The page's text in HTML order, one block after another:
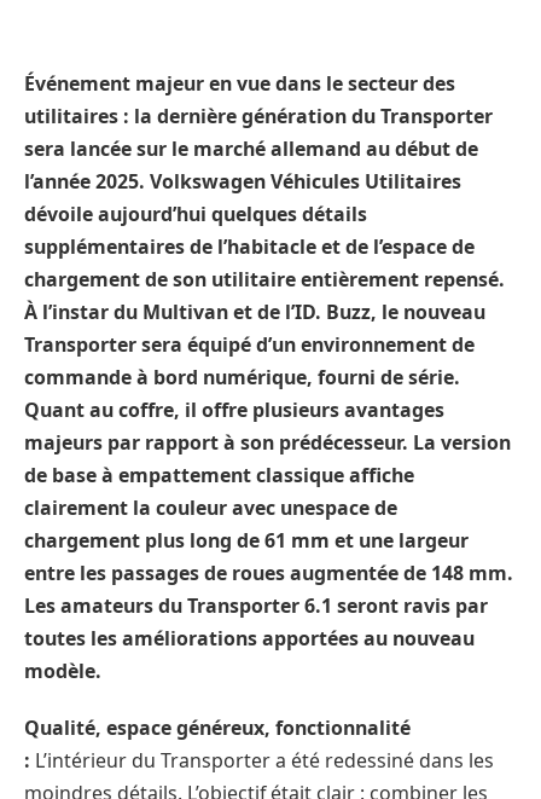
Événement majeur en vue dans le secteur des
utilitaires : la dernière génération du Transporter
sera lancée sur le marché allemand au début de
l’année 2025. Volkswagen Véhicules Utilitaires
dévoile aujourd’hui quelques détails
supplémentaires de l’habitacle et de l’espace de
chargement de son utilitaire entièrement repensé.
À l’instar du Multivan et de l’ID. Buzz, le nouveau
Transporter sera équipé d’un environnement de
commande à bord numérique, fourni de série.
Quant au coffre, il offre plusieurs avantages
majeurs par rapport à son prédécesseur. La version
de base à empattement classique affiche
clairement la couleur avec unespace de
chargement plus long de 61 mm et une largeur
entre les passages de roues augmentée de 148 mm.
Les amateurs du Transporter 6.1 seront ravis par
toutes les améliorations apportées au nouveau
modèle.
Qualité, espace généreux, fonctionnalité
: L’intérieur du Transporter a été redessiné dans les
moindres détails. L’objectif était clair : combiner les